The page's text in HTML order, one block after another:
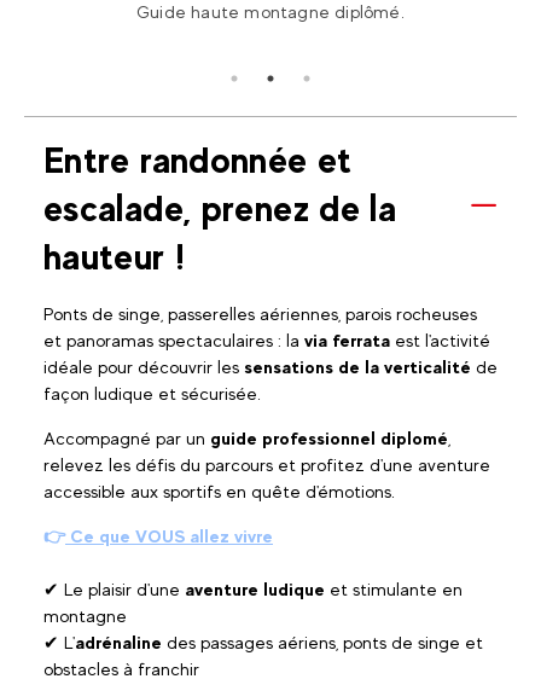
Guide haute montagne diplômé.
Entre randonnée et
escalade, prenez de la
hauteur !
Ponts de singe, passerelles aériennes, parois rocheuses
et panoramas spectaculaires : la via ferrata est l'activité
idéale pour découvrir les sensations de la verticalité de
façon ludique et sécurisée.
Accompagné par un guide professionnel diplomé
relevez les défis du parcours et profitez d'une aventure
accessible aux sportifs en quête d'émotions.
👉Ce que VOUS allez vivre
✔ Le plaisir d'une aventure ludique et stimulante en
montagne
✔ L'adrénaline des passages aériens, ponts de singe et
obstacles à franchir